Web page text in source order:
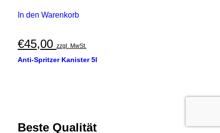
In den Warenkorb
€45,00 zzgl. MwSt.
Anti-Spritzer Kanister 5l
Beste Qualität